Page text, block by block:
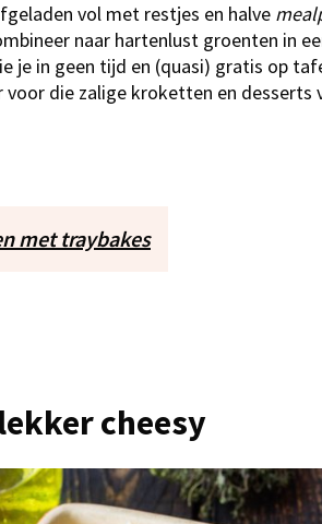
vol met restjes en halve
naar hartenlust groenten in
je in geen tijd en (quasi) gratis op
voor die zalige kroketten en desserts
met traybakes
cheesy